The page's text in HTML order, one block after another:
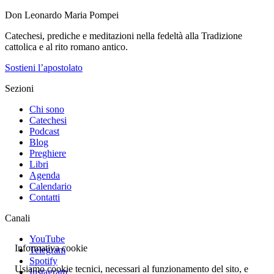
Don Leonardo Maria Pompei
Catechesi, prediche e meditazioni nella fedeltà alla Tradizione
cattolica e al rito romano antico.
Sostieni l’apostolato
Sezioni
Chi sono
Catechesi
Podcast
Blog
Preghiere
Libri
Agenda
Calendario
Contatti
Canali
YouTube
Telegram
Spotify
Informativa cookie
Usiamo cookie tecnici, necessari al funzionamento del sito, e